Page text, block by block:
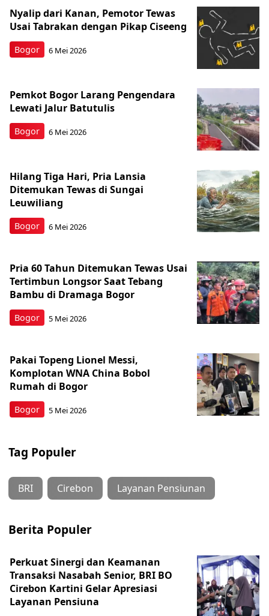
Bogor
Nyalip dari Kanan, Pemotor Tewas
Usai Tabrakan dengan Pikap Ciseeng
6 Mei 2026
Bogor
Pemkot Bogor Larang Pengendara
Lewati Jalur Batutulis
6 Mei 2026
Bogor
Hilang Tiga Hari, Pria Lansia
Ditemukan Tewas di Sungai
Leuwiliang
6 Mei 2026
Bogor
Pria 60 Tahun Ditemukan Tewas Usai
Tertimbun Longsor Saat Tebang
Bambu di Dramaga Bogor
5 Mei 2026
Bogor
Pakai Topeng Lionel Messi,
Komplotan WNA China Bobol
Rumah di Bogor
5 Mei 2026
Tag Populer
BRI Cirebon Layanan Pensiunan
Berita Populer
Perkuat Sinergi dan Keamanan
Transaksi Nasabah Senior, BRI BO
Cirebon Kartini Gelar Apresiasi
Layanan Pensiuna